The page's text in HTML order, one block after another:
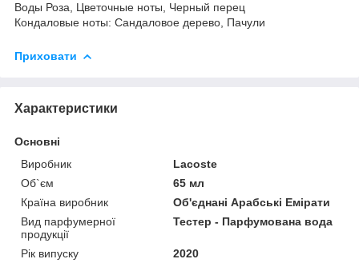
Воды Роза, Цветочные ноты, Черный перец
Кондаловые ноты: Сандаловое дерево, Пачули
Приховати
Характеристики
Основні
Виробник
Lacoste
Об`єм
65 мл
Країна виробник
Об'єднані Арабські Емірати
Вид парфумерної
продукції
Тестер - Парфумована вода
Рік випуску
2020